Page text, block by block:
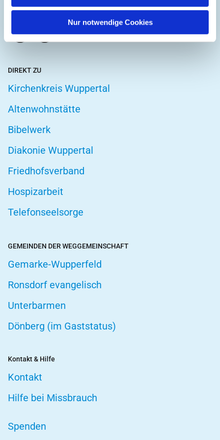
Nur notwendige Cookies
DIREKT ZU
Kirchenkreis Wuppertal
Altenwohnstätte
Bibelwerk
Diakonie Wuppertal
Friedhofsverband
Hospizarbeit
Telefonseelsorge
GEMEINDEN DER WEGGEMEINSCHAFT
Gemarke-Wupperfeld
Ronsdorf evangelisch
Unterbarmen
Dönberg (im Gaststatus)
Kontakt & Hilfe
Kontakt
Hilfe bei Missbrauch
Spenden